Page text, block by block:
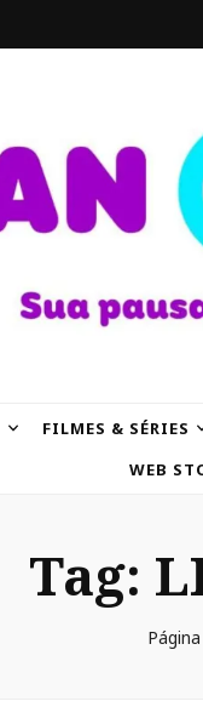
FILMES & SÉRIES
WEB
Tag: